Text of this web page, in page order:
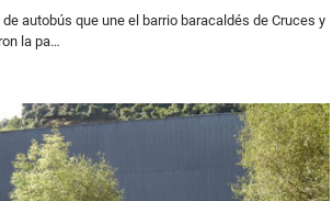
autobús que une el barrio baracaldés de Cruces y
la pa…